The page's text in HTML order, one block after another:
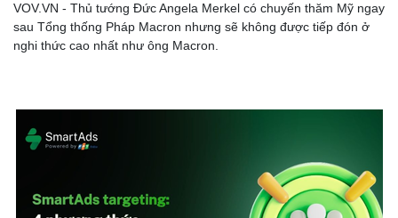
VOV.VN - Thủ tướng Đức Angela Merkel có chuyến thăm Mỹ ngay
sau Tổng thống Pháp Macron nhưng sẽ không được tiếp đón ở
nghi thức cao nhất như ông Macron.